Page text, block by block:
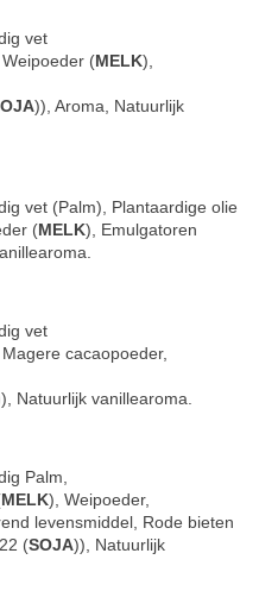
vet
(MELK),
)), Aroma, Natuurlijk
vet (Palm), Plantaardige olie
(MELK), Emulgatoren
vet
cacaopoeder,
Natuurlijk vanillearoma.
Palm,
MELK), Weipoeder,
levensmiddel, Rode bieten
(SOJA)), Natuurlijk